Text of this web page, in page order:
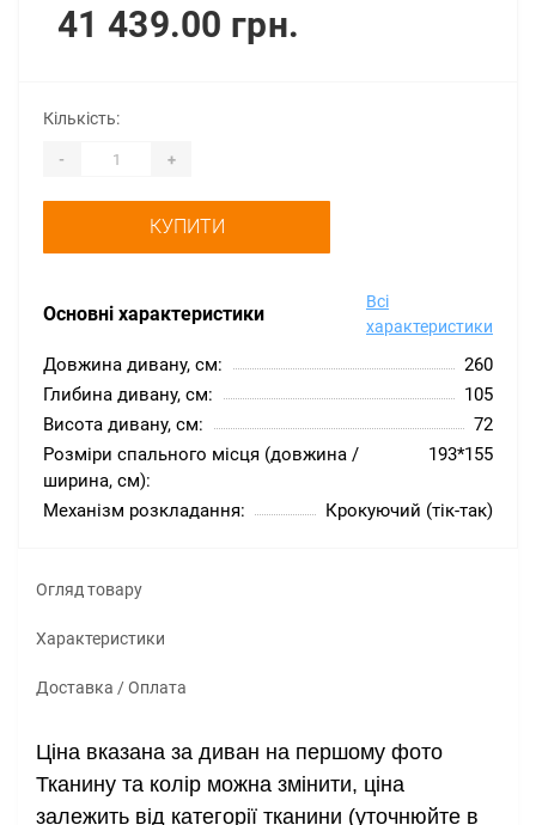
41 439.00 грн.
Основні характеристики
Всі
характеристики
Довжина дивану, см:
260
Глибина дивану, см:
105
Висота дивану, см:
72
Розміри спального місця (довжина /
ширина, см):
193*155
Механізм розкладання: Крокуючий (тік-так)
Кількість:
- +
КУПИТИ
Огляд товару
Характеристики
Доставка / Оплата
Ціна вказана за диван на першому фото
Тканину та колір можна змінити, ціна
залежить від категорії тканини (уточнюйте в